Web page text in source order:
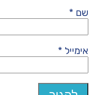
שם *
אימייל *